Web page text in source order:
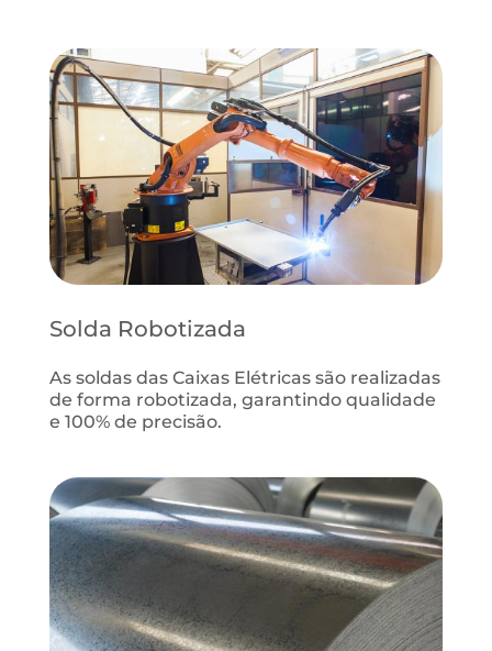
Solda Robotizada
As soldas das Caixas Elétricas são realizadas
de forma robotizada, garantindo qualidade
e 100% de precisão.